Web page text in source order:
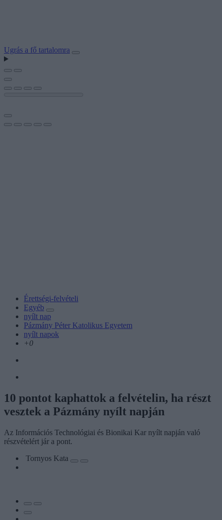
Ugrás a fő tartalomra
Érettségi-felvételi
Egyéb
nyílt nap
Pázmány Péter Katolikus Egyetem
nyílt napok
+0
10 pontot kaphattok a felvételin, ha részt
vesztek a Pázmány nyílt napján
Az Információs Technológiai és Bionikai Kar nyílt napján való
részvételért jár a pont.
Tornyos Kata